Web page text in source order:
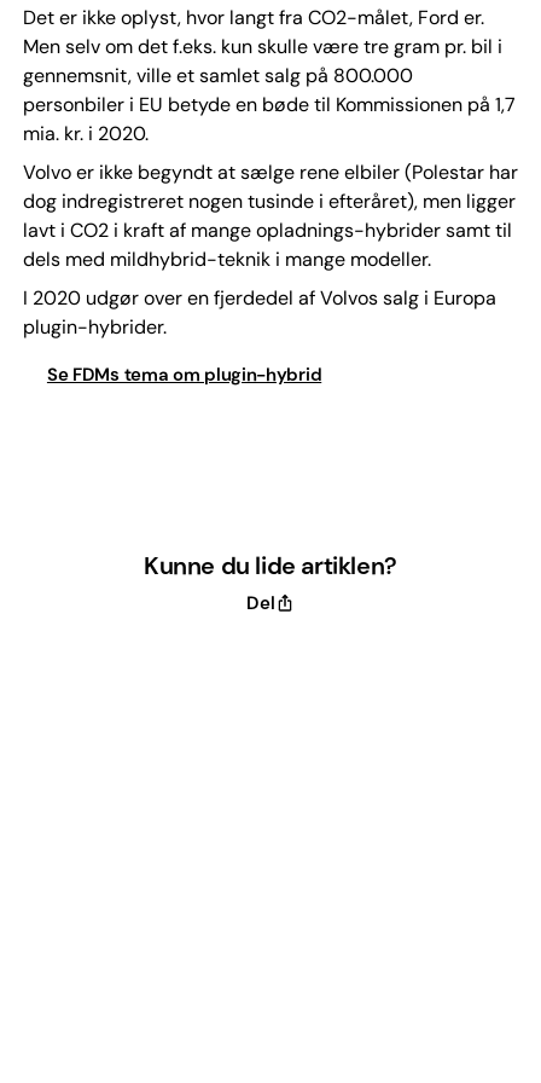
Det er ikke oplyst, hvor langt fra CO2-målet, Ford er.
Men selv om det f.eks. kun skulle være tre gram pr. bil i
gennemsnit, ville et samlet salg på 800.000
personbiler i EU betyde en bøde til Kommissionen på 1,7
mia. kr. i 2020.
Volvo er ikke begyndt at sælge rene elbiler (Polestar har
dog indregistreret nogen tusinde i efteråret), men ligger
lavt i CO2 i kraft af mange opladnings-hybrider samt til
dels med mildhybrid-teknik i mange modeller.
I 2020 udgør over en fjerdedel af Volvos salg i Europa
plugin-hybrider.
Se FDMs tema om plugin-hybrid
Kunne du lide artiklen?
Del